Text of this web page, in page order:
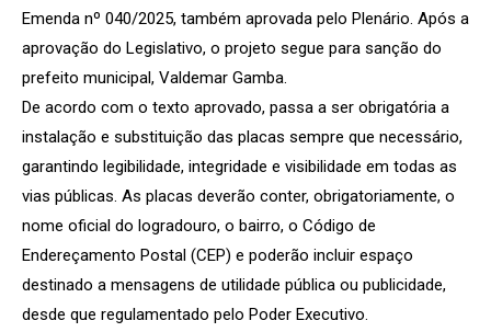
Emenda nº 040/2025, também aprovada pelo Plenário. Após a
aprovação do Legislativo, o projeto segue para sanção do
prefeito municipal, Valdemar Gamba.
De acordo com o texto aprovado, passa a ser obrigatória a
instalação e substituição das placas sempre que necessário,
garantindo legibilidade, integridade e visibilidade em todas as
vias públicas. As placas deverão conter, obrigatoriamente, o
nome oficial do logradouro, o bairro, o Código de
Endereçamento Postal (CEP) e poderão incluir espaço
destinado a mensagens de utilidade pública ou publicidade,
desde que regulamentado pelo Poder Executivo.